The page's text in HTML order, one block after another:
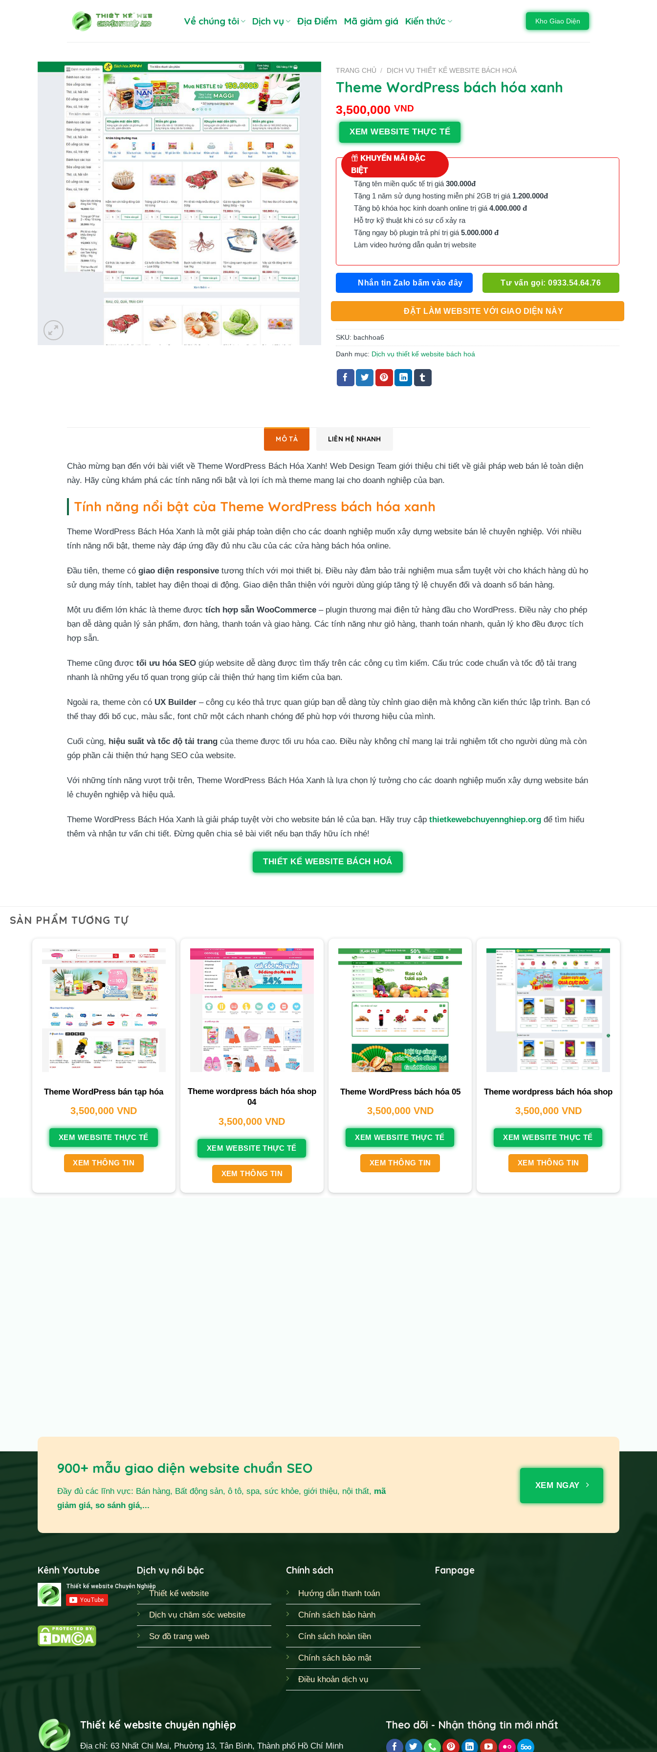
Về chúng tôi Dịch vụ Địa Điểm Mã giảm giá Kiến thức Kho Giao Diện
TRANG CHỦ / DỊCH VỤ THIẾT KẾ WEBSITE BÁCH HOÁ
Theme WordPress bách hóa xanh
3,500,000 VND
XEM WEBSITE THỰC TẾ
KHUYẾN MÃI ĐẶC
BIỆT
Tặng tên miền quốc tế trị giá 300.000đ
Tặng 1 năm sử dụng hosting miễn phí 2GB trị giá 1.200.000đ
Tặng bộ khóa học kinh doanh online trị giá 4.000.000 đ
Hỗ trợ kỹ thuật khi có sự cố xảy ra
Tặng ngay bộ plugin trả phí trị giá 5.000.000 đ
Làm video hướng dẫn quản trị website
Nhắn tin Zalo bấm vào đây Tư vấn gọi: 0933.54.64.76
ĐẶT LÀM WEBSITE VỚI GIAO DIỆN NÀY
SKU: bachhoa6
Danh mục: Dịch vụ thiết kế website bách hoá
MÔ TẢ LIÊN HỆ NHANH
Chào mừng bạn đến với bài viết về Theme WordPress Bách Hóa Xanh! Web Design Team giới thiệu chi tiết về giải pháp web bán lẻ toàn diện
này. Hãy cùng khám phá các tính năng nổi bật và lợi ích mà theme mang lại cho doanh nghiệp của bạn.
Tính năng nổi bật của Theme WordPress bách hóa xanh
Theme WordPress Bách Hóa Xanh là một giải pháp toàn diện cho các doanh nghiệp muốn xây dựng website bán lẻ chuyên nghiệp. Với nhiều
tính năng nổi bật, theme này đáp ứng đầy đủ nhu cầu của các cửa hàng bách hóa online.
Đầu tiên, theme có giao diện responsive tương thích với mọi thiết bị. Điều này đảm bảo trải nghiệm mua sắm tuyệt vời cho khách hàng dù họ
sử dụng máy tính, tablet hay điện thoại di động. Giao diện thân thiện với người dùng giúp tăng tỷ lệ chuyển đổi và doanh số bán hàng.
Một ưu điểm lớn khác là theme được tích hợp sẵn WooCommerce – plugin thương mại điện tử hàng đầu cho WordPress. Điều này cho phép
bạn dễ dàng quản lý sản phẩm, đơn hàng, thanh toán và giao hàng. Các tính năng như giỏ hàng, thanh toán nhanh, quản lý kho đều được tích
hợp sẵn.
Theme cũng được tối ưu hóa SEO giúp website dễ dàng được tìm thấy trên các công cụ tìm kiếm. Cấu trúc code chuẩn và tốc độ tải trang
nhanh là những yếu tố quan trọng giúp cải thiện thứ hạng tìm kiếm của bạn.
Ngoài ra, theme còn có UX Builder – công cụ kéo thả trực quan giúp bạn dễ dàng tùy chỉnh giao diện mà không cần kiến thức lập trình. Bạn có
thể thay đổi bố cục, màu sắc, font chữ một cách nhanh chóng để phù hợp với thương hiệu của mình.
Cuối cùng, hiệu suất và tốc độ tải trang của theme được tối ưu hóa cao. Điều này không chỉ mang lại trải nghiệm tốt cho người dùng mà còn
góp phần cải thiện thứ hạng SEO của website.
Với những tính năng vượt trội trên, Theme WordPress Bách Hóa Xanh là lựa chọn lý tưởng cho các doanh nghiệp muốn xây dựng website bán
lẻ chuyên nghiệp và hiệu quả.
Theme WordPress Bách Hóa Xanh là giải pháp tuyệt vời cho website bán lẻ của bạn. Hãy truy cập thietkewebchuyennghiep.org để tìm hiểu
thêm và nhận tư vấn chi tiết. Đừng quên chia sẻ bài viết nếu bạn thấy hữu ích nhé!
THIẾT KẾ WEBSITE BÁCH HOÁ
SẢN PHẨM TƯƠNG TỰ
Theme WordPress bán tạp hóa
3,500,000VND
XEM WEBSITE THỰC TẾ
XEM THÔNG TIN
Theme wordpress bách hóa shop
04
3,500,000VND
XEM WEBSITE THỰC TẾ
XEM THÔNG TIN
Theme WordPress bách hóa 05
3,500,000 VND
XEM WEBSITE THỰC TẾ
XEM THÔNG TIN
Theme wordpress bách hóa shop
3,500,000 VND
XEM WEBSITE THỰC TẾ
XEM THÔNG TIN
900+ mẫu giao diện website chuẩn SEO
Đầy đủ các lĩnh vực: Bán hàng, Bất động sản, ô tô, spa, sức khỏe, giới thiệu, nội thất, mã
giảm giá, so sánh giá,...
XEM NGAY
Kênh Youtube Dịch vụ nổi bậc
Thiết kế website
Dịch vụ chăm sóc website
Sơ đồ trang web
Chính sách
Hướng dẫn thanh toán
Chính sách bảo hành
Cính sách hoàn tiền
Chính sách bảo mật
Điều khoản dịch vụ
Fanpage
Thiết kế website chuyên nghiệp
Địa chỉ: 63 Nhất Chi Mai, Phường 13, Tân Bình, Thành phố Hồ Chí Minh
Theo dõi - Nhận thông tin mới nhất